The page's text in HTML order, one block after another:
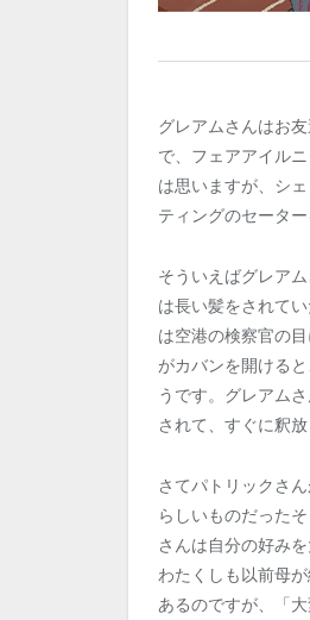
グレアムさんはお
で、フェアアイル
は思いますが、シ
ティングのセータ
そういえばグレア
は長い髪をされて
は空港の検察官の
がカバンを開ける
うです。グレアム
されて、すぐに釈
さてパトリックさ
らしいものだった
さんは自分の好み
わたくしも以前母
あるのですが、「